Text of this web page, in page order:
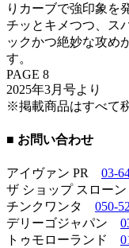
りカーブで強印象を
チッとキメつつ、ス
ックかつ絶妙な攻め
す。
PAGE 8
2025年3月号より
※掲載商品はすべて
■ お問い合わせ
アイヴァン PR 03-
ザ ショップ スロー
チンクワンタ 050-
デリーゴジャパン
トゥモローランド